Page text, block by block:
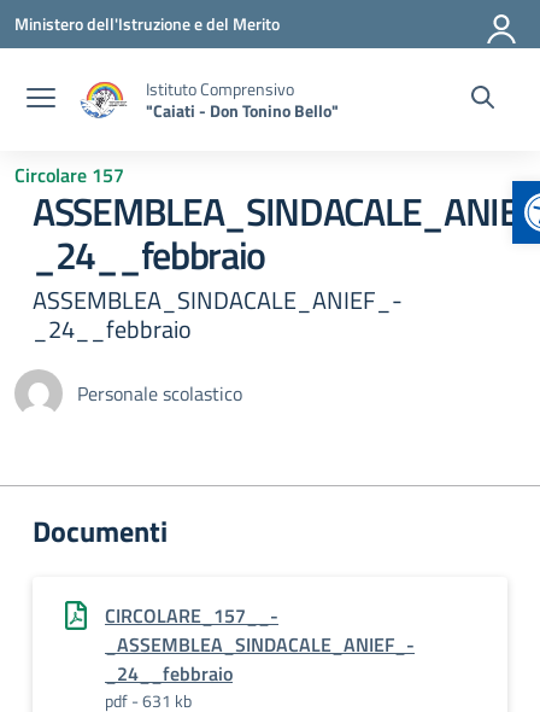
Vai ai contenuti
Vai al menu di navigazione
Vai al footer
Ministero dell'Istruzione e del Merito
Istituto Comprensivo
"Caiati - Don Tonino Bello"
Circolare 157
_24__febbraio
ASSEMBLEA_SINDACALE_ANIEF_-
_24__febbraio
Personale scolastico
Documenti
CIRCOLARE_157__-
_ASSEMBLEA_SINDACALE_ANIEF_-
_24__febbraio
pdf - 631 kb